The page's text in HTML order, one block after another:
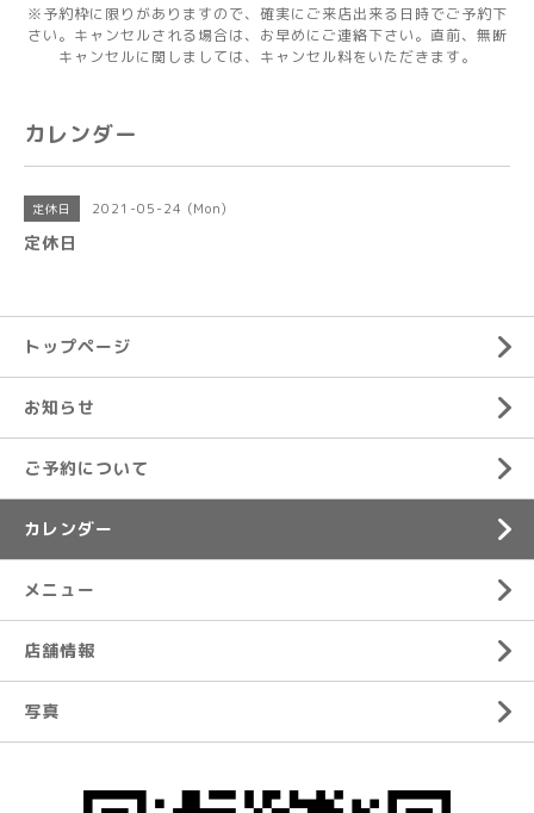
※予約枠に限りがありますので、確実にご来店出来る日時でご予約下
さい。キャンセルされる場合は、お早めにご連絡下さい。直前、無断
キャンセルに関しましては、キャンセル料をいただきます。
カレンダー
定休日 2021-05-24 (Mon)
定休日
トップページ
お知らせ
ご予約について
カレンダー
メニュー
店舗情報
写真